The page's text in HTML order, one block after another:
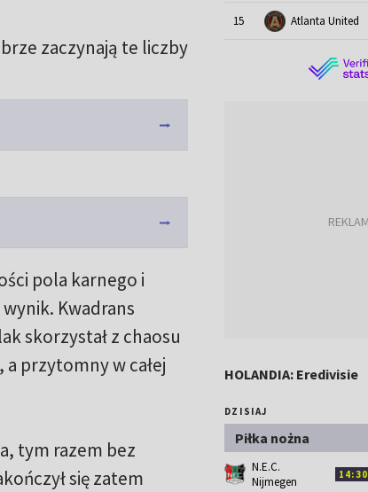
zaczynają te liczby
pola karnego i
Kwadrans
skorzystał z chaosu
przytomny w całej
tym razem bez
się zatem
15 Atlanta United
HOLANDIA: Eredivisie
DZISIAJ
Piłka nożna
N.E.C.
Nijmegen
14:30